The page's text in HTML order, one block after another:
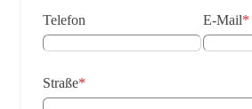
Telefon E-Mail*
Straße*